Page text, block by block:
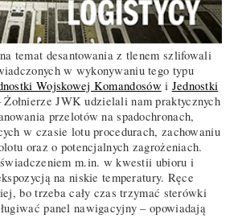
temat desantowania z tlenem szlifowali
w wykonywaniu tego typu
Wojskowej Komandosów i Jednostki
Żołnierze JWK udzielali nam praktycznych
przelotów na spadochronach,
w czasie lotu procedurach, zachowaniu
oraz o potencjalnych zagrożeniach.
m.in. w kwestii ubioru i
na niskie temperatury. Ręce
bo trzeba cały czas trzymać sterówki
panel nawigacyjny – opowiadają